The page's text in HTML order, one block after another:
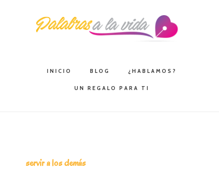
contenido
INICIO BLOG ¿HABLAMOS?
UN REGALO PARA TI
servir a los demás